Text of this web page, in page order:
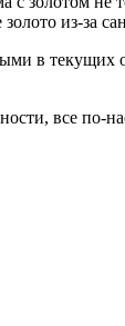
из-за
текущих
все